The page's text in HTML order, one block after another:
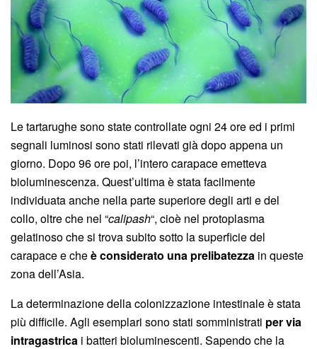
Le tartarughe sono state controllate ogni 24 ore ed i primi
segnali luminosi sono stati rilevati già dopo appena un
giorno. Dopo 96 ore poi, l’intero carapace emetteva
bioluminescenza. Quest’ultima è stata facilmente
individuata anche nella parte superiore degli arti e del
collo, oltre che nel “calipash“, cioè nel protoplasma
gelatinoso che si trova subito sotto la superficie del
carapace e cheè considerato una prelibatezza in queste
zona dell’Asia.
La determinazione della colonizzazione intestinale è stata
più difficile. Agli esemplari sono stati somministrati per via
intragastrica i batteri bioluminescenti. Sapendo che la